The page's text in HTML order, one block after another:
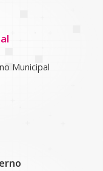
Municipal